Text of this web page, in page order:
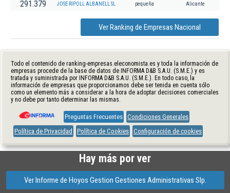
291.379 JOSE RIPOLL ALBANELL SL pequeña Alicante
Ver Ranking de Empresas Nacional
Todo el contenido de ranking-empresas.eleconomista.es y toda la información de
empresas procede de la base de datos de INFORMA D&B S.A.U. (S.M.E.) y es
tratada y suministrada por INFORMA D&B S.A.U. (S.M.E.). En todo caso, la
información de empresas que proporcionamos debe ser tenida en cuenta sólo
como un elemento más a considerar a la hora de adoptar decisiones comerciales
y no debe por tanto determinar las mismas.
Preguntas Frecuentes Condiciones Generales
Política de Privacidad
Política de Cookies Configuración de cookies
Hay más por ver
Ver Informe de Hoyos Gestion Gestiones Administrativas Slp.